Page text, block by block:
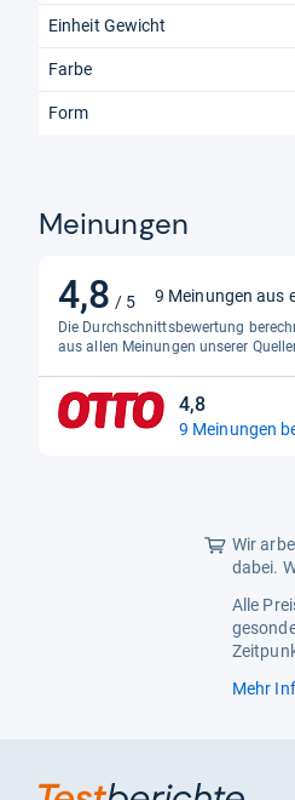
Einheit Gewicht
Farbe
Form
Meinungen
4,8 / 5
4,8
von
5
Sternen
9 Meinungen aus
Die Durchschnittsbewertung
aus allen Meinungen unserer
4,8
4,8
von
9 Meinungen
Wir
dabei.
Alle
Mehr